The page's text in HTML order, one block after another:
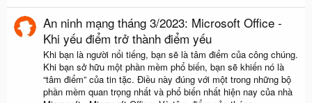
An ninh mạng tháng 3/2023: Microsoft Office -
Khi yếu điểm trở thành điểm yếu
Khi bạn là người nổi tiếng, bạn sẽ là tâm điểm của công chúng.
Khi bạn sở hữu một phần mềm phổ biến, bạn sẽ khiến nó là
“tâm điểm” của tin tặc. Điều này đúng với một trong những bộ
phần mềm quan trọng nhất và phổ biến nhất hiện nay của nhà